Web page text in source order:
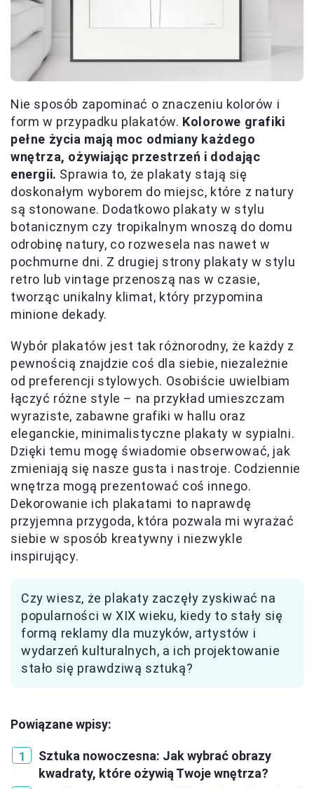
Nie sposób zapominać o znaczeniu kolorów i
form w przypadku plakatów. Kolorowe grafiki
pełne życia mają moc odmiany każdego
wnętrza, ożywiając przestrzeń i dodając
energii. Sprawia to, że plakaty stają się
doskonałym wyborem do miejsc, które z natury
są stonowane. Dodatkowo plakaty w stylu
botanicznym czy tropikalnym wnoszą do domu
odrobinę natury, co rozwesela nas nawet w
pochmurne dni. Z drugiej strony plakaty w stylu
retro lub vintage przenoszą nas w czasie,
tworząc unikalny klimat, który przypomina
minione dekady.
Wybór plakatów jest tak różnorodny, że każdy z
pewnością znajdzie coś dla siebie, niezależnie
od preferencji stylowych. Osobiście uwielbiam
łączyć różne style – na przykład umieszczam
wyraziste, zabawne grafiki w hallu oraz
eleganckie, minimalistyczne plakaty w sypialni.
Dzięki temu mogę świadomie obserwować, jak
zmieniają się nasze gusta i nastroje. Codziennie
wnętrza mogą prezentować coś innego.
Dekorowanie ich plakatami to naprawdę
przyjemna przygoda, która pozwala mi wyrażać
siebie w sposób kreatywny i niezwykle
inspirujący.
Czy wiesz, że plakaty zaczęły zyskiwać na
popularności w XIX wieku, kiedy to stały się
formą reklamy dla muzyków, artystów i
wydarzeń kulturalnych, a ich projektowanie
stało się prawdziwą sztuką?
Powiązane wpisy:
Sztuka nowoczesna: Jak wybrać obrazy
kwadraty, które ożywią Twoje wnętrza?